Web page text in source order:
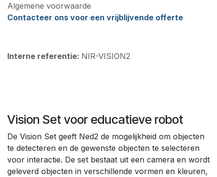
Algemene voorwaarde
Contacteer ons voor een vrijblijvende offerte
Interne referentie: NIR-VISION2
Vision Set voor educatieve robot
De Vision Set geeft Ned2 de mogelijkheid om objecten
te detecteren en de gewenste objecten te selecteren
voor interactie. De set bestaat uit een camera en wordt
geleverd objecten in verschillende vormen en kleuren,